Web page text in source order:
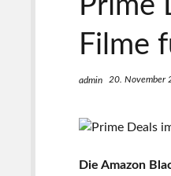
Filme
admin 20. November
Die Amazon